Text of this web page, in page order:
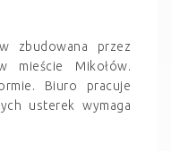
zbudowana przez
mieście Mikołów.
Biuro pracuje
usterek wymaga